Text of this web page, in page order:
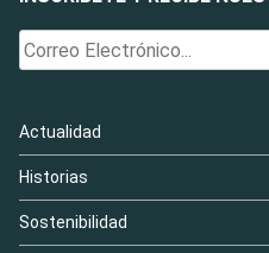
Actualidad
Historias
Sostenibilidad